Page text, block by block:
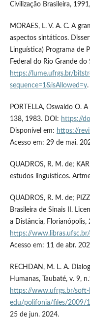
Civilização Brasileira,
MORAES, L. V. A. C. A
aspectos sintáticos.
Linguística) Programa de
Federal do Rio Grande
https://lume.ufrgs.br/
sequence=1&isAllowed=y.
PORTELLA, Oswaldo O.
138, 1983. DOI: https://
Disponível em: https://
Acesso em: 29 de mai.
QUADROS, R. M. de;
estudos linguísticos.
QUADROS, R. M. de;
Brasileira de Sinais II.
a Distância, Florianópolis,
https://www.libras.ufsc.br/
Acesso em: 11 de abr.
RECHDAN, M. L. A.
Humanas, Taubaté, v. 9,
https://www.ufrgs.br/soft-
edu/polifonia/files/2009/
25 de jun. 2024.